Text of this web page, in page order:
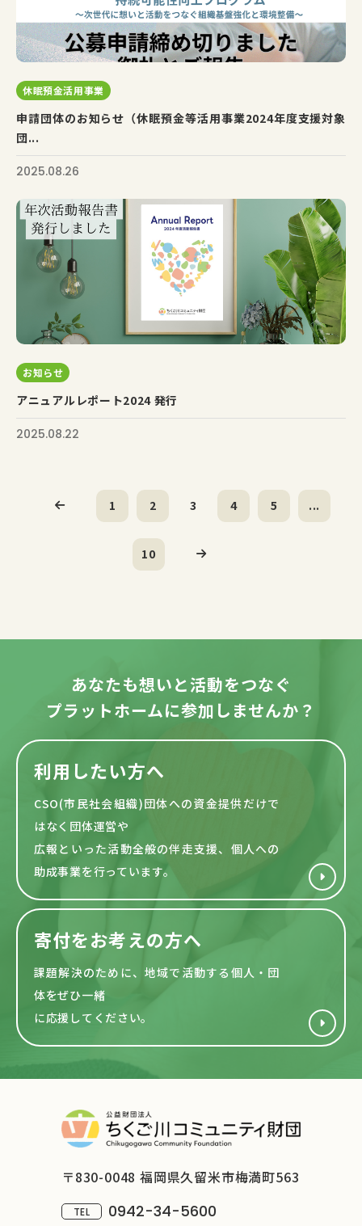
休眠預金活用事業
申請団体のお知らせ（休眠預金等活用事業2024年度支援対象
団...
2025.08.26
お知らせ
アニュアルレポート2024 発行
2025.08.22
1 2 3 4 5 ...
10
あなたも想いと活動をつなぐ
プラットホームに参加しませんか？
利用したい方へ
CSO(市民社会組織)団体への資金提供だけで
はなく団体運営や
広報といった活動全般の伴走支援、個人への
助成事業を行っています。
寄付をお考えの方へ
課題解決のために、地域で活動する 個人・団
体をぜひ一緒
に応援してください。
〒830-0048 福岡県久留米市梅満町563
TEL
0942-34-5600